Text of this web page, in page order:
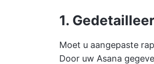
1.
Moet u aangepaste
Door uw Asana